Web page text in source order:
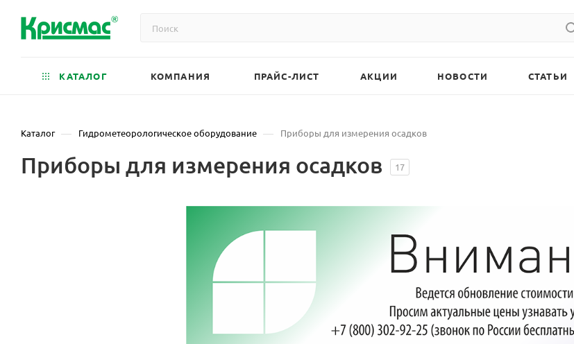
КАТАЛОГ КОМПАНИЯ ПРАЙС-ЛИСТ АКЦИИ НОВОСТИ СТАТЬИ
Каталог — Гидрометеорологическое оборудование — Приборы для измерения осадков
Приборы для измерения осадков 17